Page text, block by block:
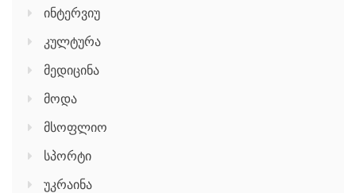
ინტერვიუ
კულტურა
მედიცინა
მოდა
მსოფლიო
სპორტი
უკრაინა